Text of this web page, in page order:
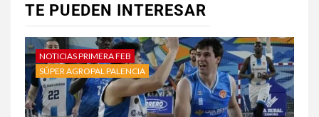
TE PUEDEN INTERESAR
NOTICIAS PRIMERA FEB
SÚPER AGROPAL PALENCIA